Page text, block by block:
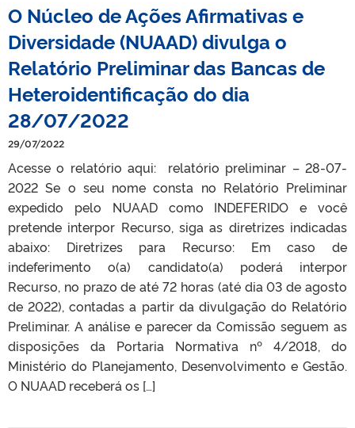
O Núcleo de Ações Afirmativas e
Diversidade (NUAAD) divulga o
Relatório Preliminar das Bancas de
Heteroidentificação do dia
28/07/2022
29/07/2022
Acesse o relatório aqui: relatório preliminar – 28-07-
2022 Se o seu nome consta no Relatório Preliminar
expedido pelo NUAAD como INDEFERIDO e você
pretende interpor Recurso, siga as diretrizes indicadas
abaixo: Diretrizes para Recurso: Em caso de
indeferimento o(a) candidato(a) poderá interpor
Recurso, no prazo de até 72 horas (até dia 03 de agosto
de 2022), contadas a partir da divulgação do Relatório
Preliminar. A análise e parecer da Comissão seguem as
disposições da Portaria Normativa nº 4/2018, do
Ministério do Planejamento, Desenvolvimento e Gestão.
O NUAAD receberá os […]